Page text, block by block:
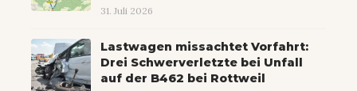
31. Juli 2026
Lastwagen missachtet Vorfahrt:
Drei Schwerverletzte bei Unfall
auf der B462 bei Rottweil